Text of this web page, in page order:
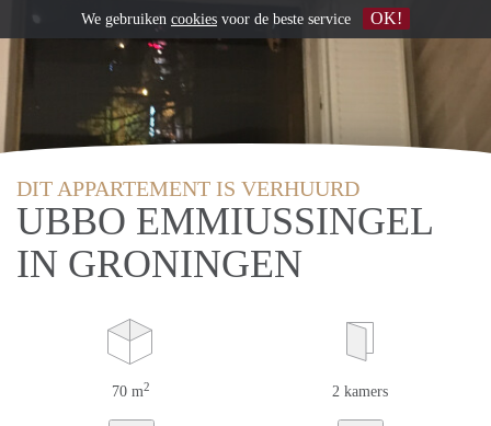
DIT APPARTEMENT IS VERHUURD
UBBO EMMIUSSINGEL
IN GRONINGEN
70 m2 2 kamers
We gebruiken cookies voor de beste service OK!